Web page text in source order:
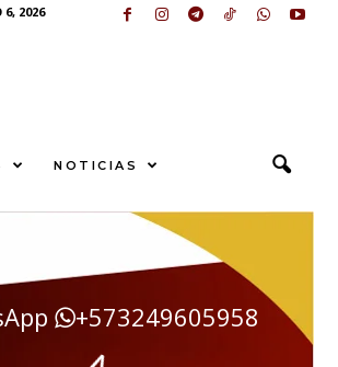
6, 2026
NOTICIAS
+573249605958